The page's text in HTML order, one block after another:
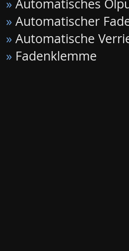
» Automatisches
» Automatischer
» Automatische
» Fadenklemme